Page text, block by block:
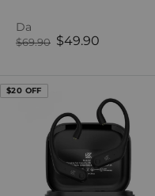
Da
Prezzo
$69.90 Prezzo
$49.90
$20 OFF